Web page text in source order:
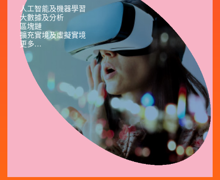
人工智能及機器學習
大數據及分析
區塊鏈
擴充實境及虛擬實境
更多...